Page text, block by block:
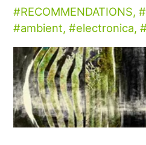
RECOMMENDATIONS,
ambient, electronica,